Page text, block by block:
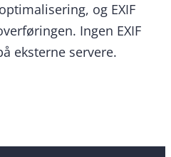
og EXIF
Ingen EXIF
eksterne servere.